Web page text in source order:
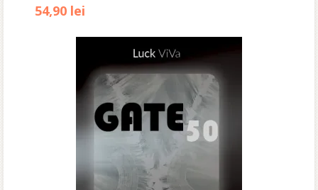
Prețul
54,90 lei
curent
54,90 lei.